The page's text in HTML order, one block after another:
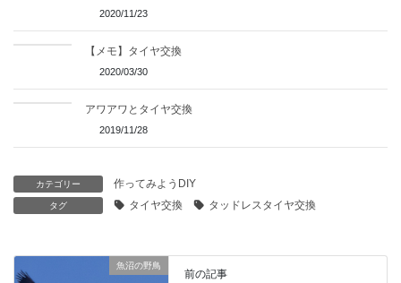
2020/11/23
【メモ】タイヤ交換
2020/03/30
アワアワとタイヤ交換
2019/11/28
カテゴリー 作ってみようDIY
タグ タイヤ交換 タッドレスタイヤ交換
魚沼の野鳥
前の記事